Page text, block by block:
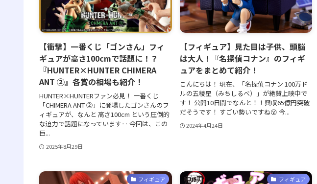
【衝撃】一番くじ「ゴンさん」フィ
ギュアが高さ100cmで話題に！？
『HUNTER×HUNTER CHIMERA
ANT ②』各賞の相場も紹介！
HUNTER×HUNTERファン必見！ 一番くじ
「CHIMERA ANT ②」に登場したゴンさんのフ
ィギュアが、なんと 高さ100cm という圧倒的
な迫力で話題になっています‥ 今回は、この
巨...
2025年8月29日
【フィギュア】見た目は子供、頭脳
は大人！『名探偵コナン』のフィギ
ュアをまとめて紹介！
こんにちは！ 現在、「名探偵コナン 100万ド
ルの五稜星（みちしるべ）」が絶賛上映中で
す！ 公開10日間でなんと！！興収65億円突破
だそうです！ すごい勢いですね😮 今...
2024年4月24日
フィギュア フィギュア